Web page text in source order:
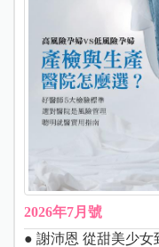
2026年7月號
● 謝沛恩 從甜美少女